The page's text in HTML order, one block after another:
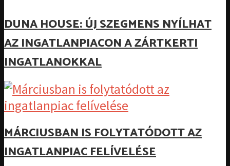
DUNA HOUSE: ÚJ SZEGMENS NYÍLHAT
AZ INGATLANPIACON A ZÁRTKERTI
INGATLANOKKAL
MÁRCIUSBAN IS FOLYTATÓDOTT AZ
INGATLANPIAC FELÍVELÉSE